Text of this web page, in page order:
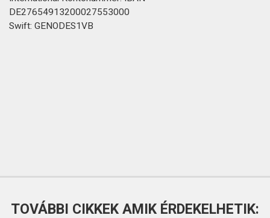
DE27654913200027553000
Swift: GENODES1VB
TOVÁBBI CIKKEK AMIK ÉRDEKELHETIK: